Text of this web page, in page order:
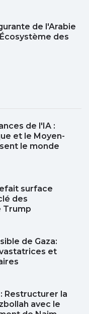
de l'Arabie
des
de l'IA :
et le Moyen-
le monde
surface
des
Trump
de Gaza:
et
Restructurer la
avec le